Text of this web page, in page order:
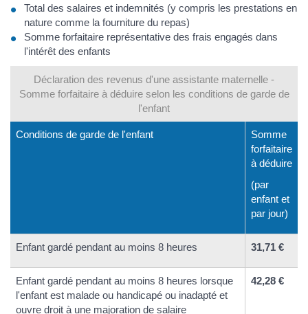
Total des salaires et indemnités (y compris les prestations en
nature comme la fourniture du repas)
Somme forfaitaire représentative des frais engagés dans
l'intérêt des enfants
Déclaration des revenus d'une assistante maternelle -
Somme forfaitaire à déduire selon les conditions de garde de
l'enfant
Conditions de garde de l'enfant
Somme
forfaitaire
à déduire
(par
enfant et
par jour)
Enfant gardé pendant au moins 8 heures 31,71 €
Enfant gardé pendant au moins 8 heures lorsque
l'enfant est malade ou handicapé ou inadapté et
ouvre droit à une majoration de salaire
42,28 €